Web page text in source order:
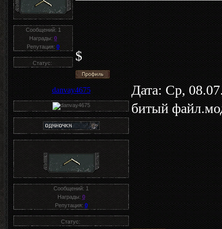
Сообщений: 1
Награды: 0
Репутация: 0
Статус: $
danvay4675 Дата: Ср,
Сообщений: 1
Награды: 0
Репутация: 0
Статус:
битый